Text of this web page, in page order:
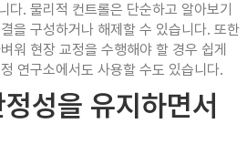
다. 물리적 컨트롤은 단순하고 알아보기
을 구성하거나 해제할 수 있습니다. 또한
워 현장 교정을 수행해야 할 경우 쉽게
연구소에서도 사용할 수도 있습니다.
성을 유지하면서